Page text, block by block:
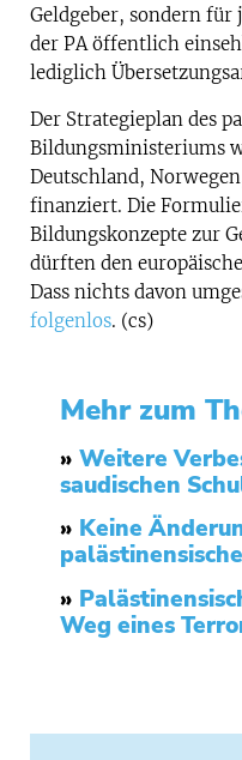
Geldgeber, sondern für
der PA öffentlich
lediglich
Der Strategieplan des
Bildungsministeriums
Deutschland,
finanziert. Die
Bildungskonzepte zur
dürften den
Dass nichts davon
folgenlos. (cs)
Mehr zum
» Weitere
saudischen
» Keine
»
Weg eines